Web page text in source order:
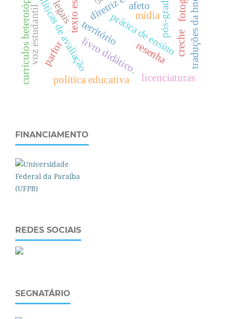
resenha
territórioprática de ensino
políticas de avaliação
política educativa
mídia
livro didático.
licenciaturas
parfor
voz estudantil creche traduções da bncc
currículos heterotópicos afeto
FINANCIAMENTO
REDES SOCIAIS
SEGNATÁRIO